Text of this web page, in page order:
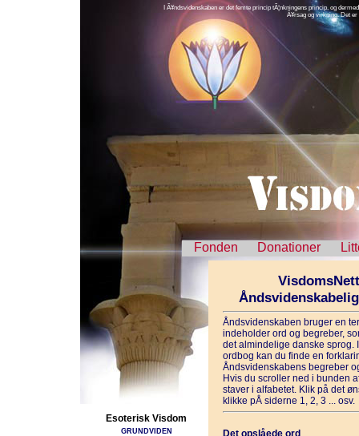
I Ã¥ndsvidenskaben er det femte princip tÃ¦nkningens princip, og
Ã¥rsag og virkning. Det er
Fonden Donationer
Esoterisk Visdom
GRUNDVIDEN
Åndsvidenskaben bruger en
indeholder ord og begreber,
det almindelige danske sprog.
ordbog kan du finde en
Åndsvidenskabens begreber
Hvis du scroller ned i bunden
staver i alfabetet. Klik på det
klikke pÅ siderne 1, 2, 3 ... osv.
Det opslåede ord